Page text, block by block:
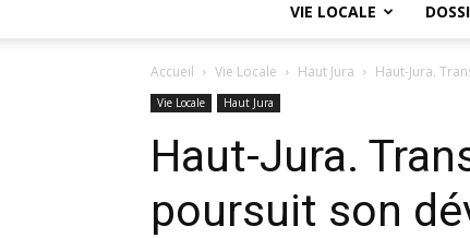
VIE LOCALE
Accueil Vie Locale Haut Jura Haut-Jura.
Vie Locale Haut Jura
Haut-Jura.
poursuit son